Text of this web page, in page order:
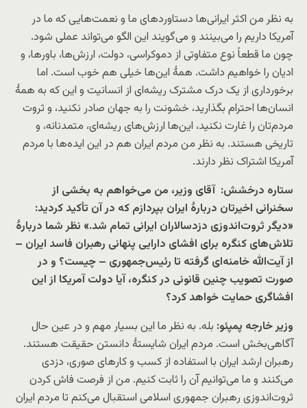
به نظر من اکثر ایرانی‌ها دستاوردهای ما و نعمت‌هایی که ما در
آمریکا داریم را می‌بینند و می‌گویند این الگو می‌تواند عملی شود.
چون ما قطعاً نوع متفاوتی از دموکراسی، دولت، ارزش‌ها، باورها، و
ادیان را خواهیم داشت. همهٔ این‌ها خیلی هم خوب است. اما
برخورداری از یک درک مشترک ریشه‌ای از انسانیت و این که به همهٔ
انسان‌ها احترام بگذارید، خشونت را به جهان صادر نکنید، و ثروت
مردم‌تان را غارت نکنید، این‌ها ارزش‌های ریشه‌ای، متمدنانه، و
تاریخی هستند. به نظر من مردم ایران هم در این ایده‌ها با مردم
آمریکا اشتراک نظر دارند.
ستاره درخشش: ‌‌ آقای وزیر، من می‌خواهم به بخشی از
سخنرانی‌ اخیرتان دربارۀ ایران بپردازم که در آن تأکید کردید:
«دیگر ثروت‌اندوزی دزدسالاران ایرانی تمام شد.» نظر شما دربارهٔ
تلاش‌های کنگره برای افشای دارایی پنهانی رهبران فاسد ایران –
از آیت‌الله خامنه‌ای گرفته تا رئیس‌جمهوری – چیست؟ و در
صورت تصویب چنین قانونی در کنگره، آیا دولت آمریکا از این
افشاگری حمایت خواهد کرد؟
وزیر خارجه پمپئو: بله. به نظر ما این بسیار مهم و در عین حال
آگاهی‌بخش است. مردم ایران شایستهٔ دانستن حقیقت هستند.
رهبران ارشد ایران با استفاده از کسب‌ و‌ کارهای صوری، دزدی
می‌کنند و ما می‌توانیم آن را ثابت کنیم. من از فرصت فاش کردن
ثروت‌اندوزی رهبران جمهوری اسلامی استقبال می‌کنم تا مردم ایران